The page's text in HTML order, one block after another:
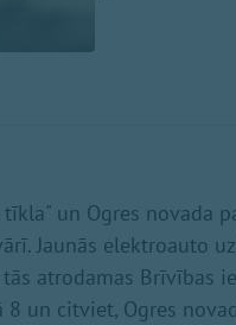
un Ogres novada
Jaunās elektroauto
atrodamas Brīvības
un citviet, Ogres